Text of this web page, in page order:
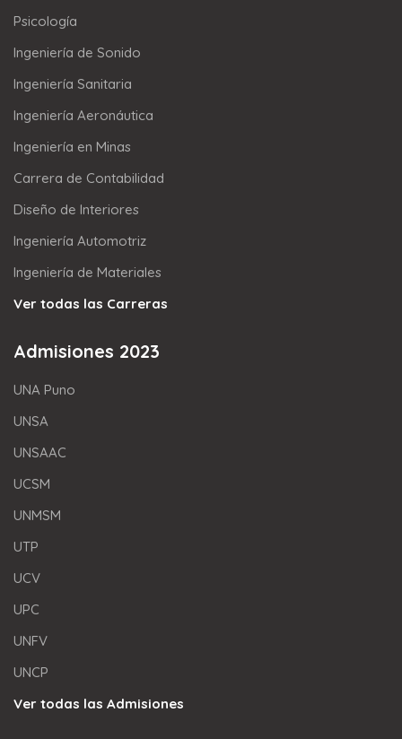
Psicología
Ingeniería de Sonido
Ingeniería Sanitaria
Ingeniería Aeronáutica
Ingeniería en Minas
Carrera de Contabilidad
Diseño de Interiores
Ingeniería Automotriz
Ingeniería de Materiales
Ver todas las Carreras
Admisiones 2023
UNA Puno
UNSA
UNSAAC
UCSM
UNMSM
UTP
UCV
UPC
UNFV
UNCP
Ver todas las Admisiones